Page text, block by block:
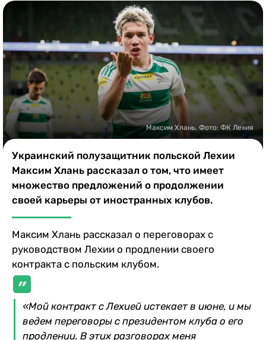
ЧЕ-2028
Букмекеры
Казино
Максим Хлань. Фото: ФК Лехия
Украинский полузащитник польской Лехии
Максим Хлань рассказал о том, что имеет
множество предложений о продолжении
своей карьеры от иностранных клубов.
Максим Хлань рассказал о переговорах с
руководством Лехии о продлении своего
контракта с польским клубом.
«Мой контракт с Лехией истекает в июне, и мы
ведем переговоры с президентом клуба о его
продлении. В этих разговорах меня